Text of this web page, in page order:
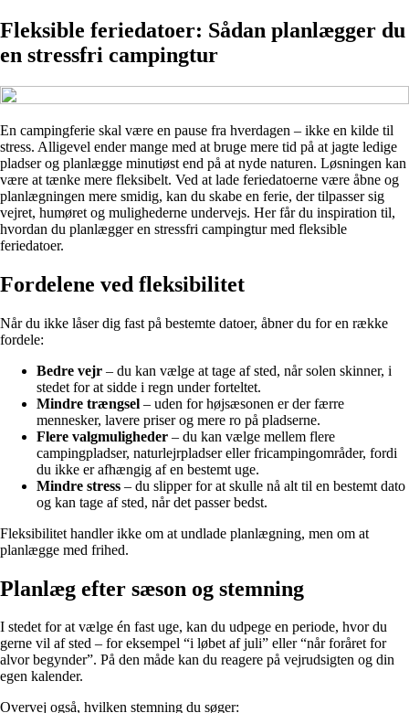
Fleksible feriedatoer: Sådan planlægger du
en stressfri campingtur
En campingferie skal være en pause fra hverdagen – ikke en kilde til
stress. Alligevel ender mange med at bruge mere tid på at jagte ledige
pladser og planlægge minutiøst end på at nyde naturen. Løsningen kan
være at tænke mere fleksibelt. Ved at lade feriedatoerne være åbne og
planlægningen mere smidig, kan du skabe en ferie, der tilpasser sig
vejret, humøret og mulighederne undervejs. Her får du inspiration til,
hvordan du planlægger en stressfri campingtur med fleksible
feriedatoer.
Fordelene ved fleksibilitet
Når du ikke låser dig fast på bestemte datoer, åbner du for en række
fordele:
Bedre vejr – du kan vælge at tage af sted, når solen skinner, i
stedet for at sidde i regn under forteltet.
Mindre trængsel – uden for højsæsonen er der færre
mennesker, lavere priser og mere ro på pladserne.
Flere valgmuligheder – du kan vælge mellem flere
campingpladser, naturlejrpladser eller fricampingområder, fordi
du ikke er afhængig af en bestemt uge.
Mindre stress – du slipper for at skulle nå alt til en bestemt dato
og kan tage af sted, når det passer bedst.
Fleksibilitet handler ikke om at undlade planlægning, men om at
planlægge med frihed.
Planlæg efter sæson og stemning
I stedet for at vælge én fast uge, kan du udpege en periode, hvor du
gerne vil af sted – for eksempel “i løbet af juli” eller “når foråret for
alvor begynder”. På den måde kan du reagere på vejrudsigten og din
egen kalender.
Overvej også, hvilken stemning du søger: